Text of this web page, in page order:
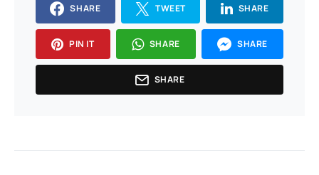
SHARE TWEET SHARE
PIN IT SHARE SHARE
SHARE